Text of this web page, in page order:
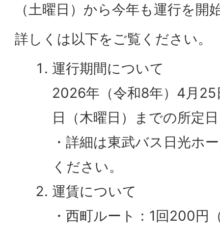
（土曜日）から今年も運行を開
詳しくは以下をご覧ください。
運行期間について
2026年（令和8年）4月25
日（木曜日）までの所定日
・詳細は東武バス日光ホ
ください。
運賃について
・西町ルート：1回200円